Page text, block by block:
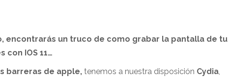
encontrarás un truco de como grabar la pantalla de tu
con IOS 11…
barreras de apple, tenemos a nuestra disposición Cydia,